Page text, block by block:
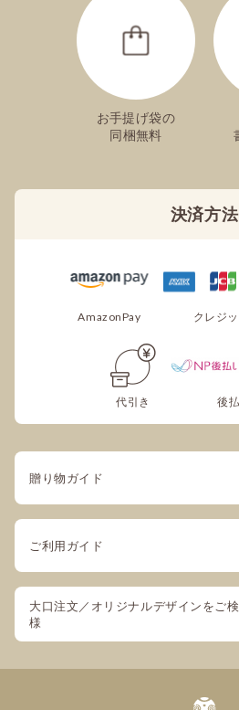
お手提げ袋の
同梱無料
決済方法
AmazonPay クレジ
代引き 後
贈り物ガイド
ご利用ガイド
大口注文／オリジナルデザインをご
様